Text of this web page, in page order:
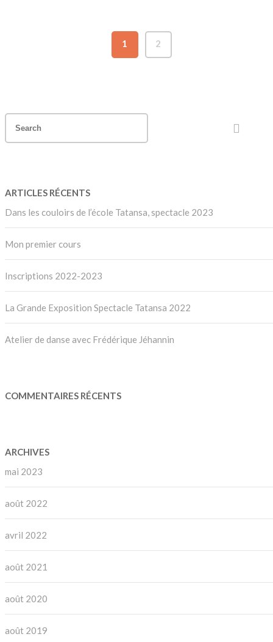
1 2
ARTICLES RÉCENTS
Dans les couloirs de l’école Tatansa, spectacle 2023
Mon premier cours
Inscriptions 2022-2023
La Grande Exposition Spectacle Tatansa 2022
Atelier de danse avec Frédérique Jéhannin
COMMENTAIRES RÉCENTS
ARCHIVES
mai 2023
août 2022
avril 2022
août 2021
août 2020
août 2019